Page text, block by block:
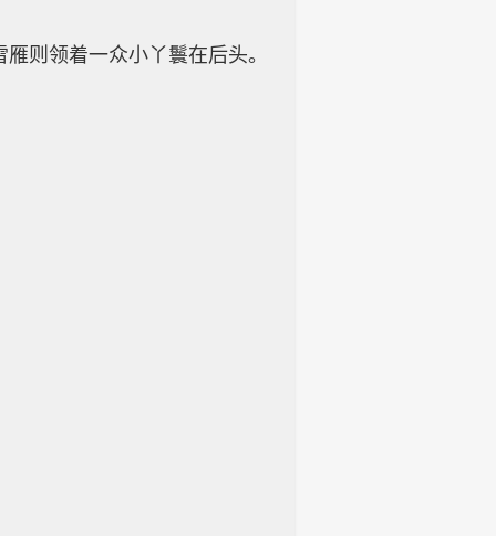
则领着一众小丫鬟在后头。